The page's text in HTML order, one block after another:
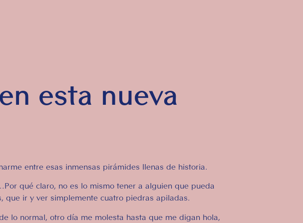
esta nueva
entre esas inmensas pirámides llenas de historia.
qué claro, no es lo mismo tener a alguien que pueda
que ir y ver simplemente cuatro piedras apiladas.
lo normal, otro día me molesta hasta que me digan hola,